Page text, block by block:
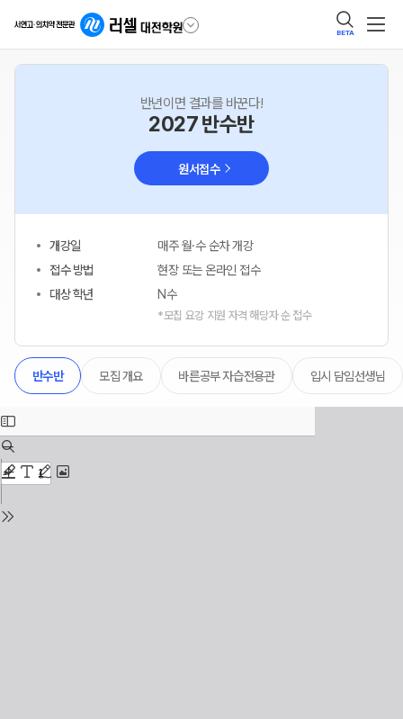
BETA
반년이면 결과를 바꾼다!
2027 반수반
원서접수
개강일
매주 월·수 순차 개강
접수 방법
현장 또는 온라인 접수
대상 학년
N수
*모집 요강 지원 자격 해당자 순 접수
반수반 모집 개요 바른공부 자습전용관 입시 담임선생님